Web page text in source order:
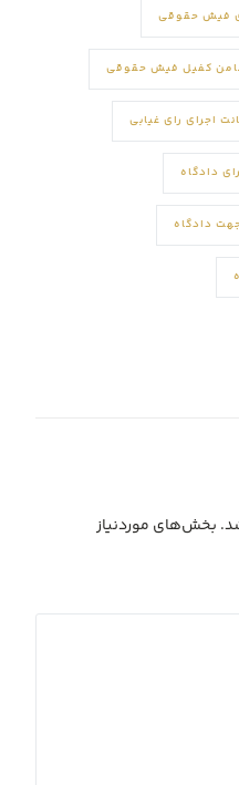
فیش حقوقی
کفیل فیش حقوقی
اجرای رای غیابی
دادگاه
دادگاه
بخش‌های موردنیاز